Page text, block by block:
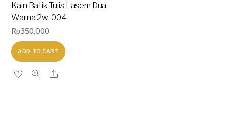
Kain Batik Tulis Lasem Dua
Warna 2w-004
Rp350,000
ADD TO CART